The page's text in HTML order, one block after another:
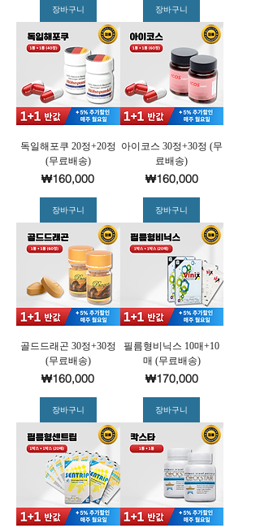
장바구니 장바구니
독일해포쿠 20정+20정
(무료배송)
가격
₩160,000
장바구니
아이코스 30정+30정 (무
료배송)
가격
₩160,000
장바구니
골드드래곤 30정+30정
(무료배송)
가격
₩160,000
장바구니
필름형비닉스 10매+10
매 (무료배송)
가격
₩170,000
장바구니